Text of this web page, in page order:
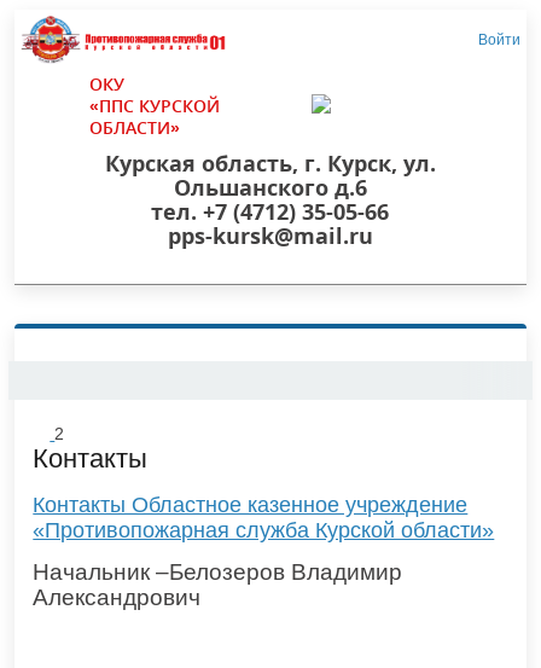
Войти
ОКУ
«ППС КУРСКОЙ
ОБЛАСТИ»
Курская область, г. Курск, ул.
Ольшанского д.6
тел. +7 (4712) 35-05-66
pps-kursk@mail.ru
2
Контакты
Контакты Областное казенное учреждение
«Противопожарная служба Курской области»
Начальник –Белозеров Владимир
Александрович